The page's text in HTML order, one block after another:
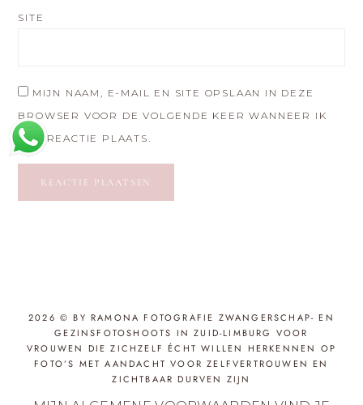
SITE
MIJN NAAM, E-MAIL EN SITE OPSLAAN IN DEZE
BROWSER VOOR DE VOLGENDE KEER WANNEER IK
EEN REACTIE PLAATS.
2026 © BY RAMONA FOTOGRAFIE ZWANGERSCHAP- EN
GEZINSFOTOSHOOTS IN ZUID-LIMBURG VOOR
VROUWEN DIE ZICHZELF ÉCHT WILLEN HERKENNEN OP
FOTO’S MET AANDACHT VOOR ZELFVERTROUWEN EN
ZICHTBAAR DURVEN ZIJN